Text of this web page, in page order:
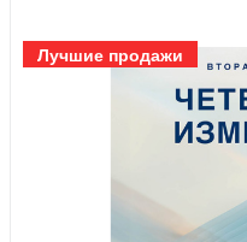
Лучшие продажи